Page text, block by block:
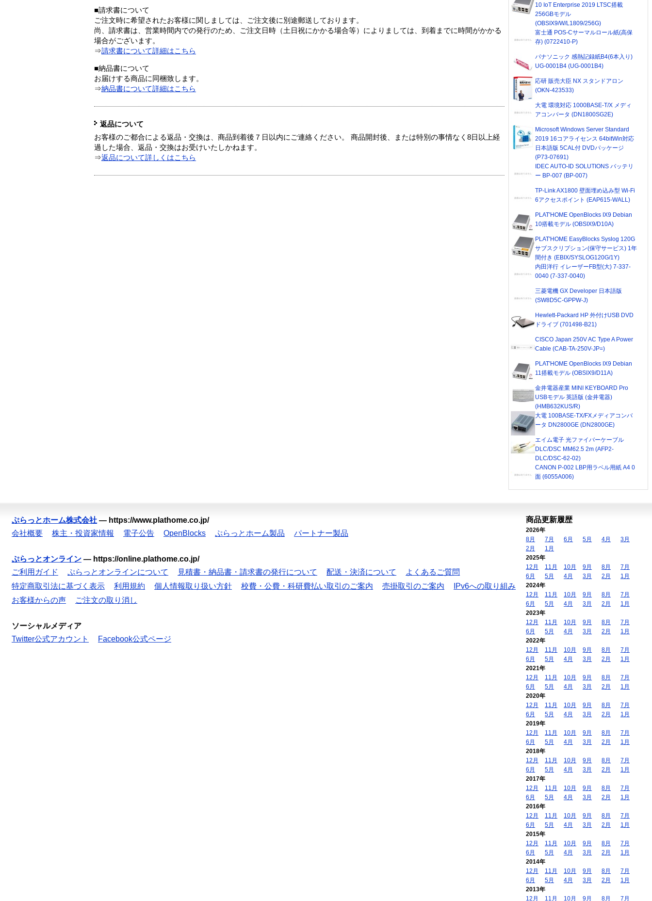
■請求書について
ご注文時に希望されたお客様に関しましては、ご注文後に別途郵送しております。
尚、請求書は、営業時間内での発行のため、ご注文日時（土日祝にかかる場合等）によりましては、到着までに時間がかかる
場合がございます。
⇒請求書について詳細はこちら
■納品書について
お届けする商品に同梱致します。
⇒納品書について詳細はこちら
返品について
お客様のご都合による返品・交換は、商品到着後７日以内にご連絡ください。 商品開封後、または特別の事情なく8日以上経
過した場合、返品・交換はお受けいたしかねます。
⇒返品について詳しくはこちら
10 IoT Enterprise 2019 LTSC搭載
256GBモデル
(OBSIX9/W/L1809/256G)
富士通 POS-Cサーマルロール紙(高保
存) (0722410-P)
パナソニック 感熱記録紙B4(6本入り)
UG-0001B4 (UG-0001B4)
応研 販売大臣 NX スタンドアロン
(OKN-423533)
大電 環境対応 1000BASE-T/X メディ
アコンバータ (DN1800SG2E)
Microsoft Windows Server Standard
2019 16コアライセンス 64bitWin対応
日本語版 5CAL付 DVDパッケージ
(P73-07691)
IDEC AUTO-ID SOLUTIONS バッテリ
ー BP-007 (BP-007)
TP-Link AX1800 壁面埋め込み型 Wi-Fi
6アクセスポイント (EAP615-WALL)
PLAT'HOME OpenBlocks IX9 Debian
10搭載モデル (OBSIX9/D10A)
PLAT'HOME EasyBlocks Syslog 120G
サブスクリプション(保守サービス) 1年
間付き (EBIX/SYSLOG120G/1Y)
内田洋行 イレーザーFB型(大) 7-337-
0040 (7-337-0040)
三菱電機 GX Developer 日本語版
(SW8D5C-GPPW-J)
Hewlett-Packard HP 外付けUSB DVD
ドライブ (701498-B21)
CISCO Japan 250V AC Type A Power
Cable (CAB-TA-250V-JP=)
PLAT'HOME OpenBlocks IX9 Debian
11搭載モデル (OBSIX9/D11A)
金井電器産業 MINI KEYBOARD Pro
USBモデル 英語版 (金井電器)
(HMB632KUS/R)
大電 100BASE-TX/FXメディアコンバ
ータ DN2800GE (DN2800GE)
エイム電子 光ファイバーケーブル
DLC/DSC MM62.5 2m (AFP2-
DLC/DSC-62-02)
CANON P-002 LBP用ラベル用紙 A4 0
面 (6055A006)
ぷらっとホーム株式会社 — https://www.plathome.co.jp/
会社概要
株主・投資家情報 電子公告 OpenBlocks ぷらっとホーム製品 パートナー製品
ぷらっとオンライン — https://online.plathome.co.jp/
ご利用ガイド
ぷらっとオンラインについて 見積書・納品書・請求書の発行について 配送・決済について
よくあるご質問
特定商取引法に基づく表示
利用規約 個人情報取り扱い方針 校費・公費・科研費払い取引のご案内 売掛取引のご案内
IPv6への取り組み
お客様からの声
ご注文の取り消し
ソーシャルメディア
Twitter公式アカウント
Facebook公式ページ
商品更新履歴
2026年
8月
7月 6月 5月 4月
3月
2月
1月
2025年
12月
11月 10月 9月 8月
7月
6月
5月 4月 3月 2月
1月
2024年
12月
11月 10月 9月 8月
7月
6月
5月 4月 3月 2月
1月
2023年
12月
11月 10月 9月 8月
7月
6月
5月 4月 3月 2月
1月
2022年
12月
11月 10月 9月 8月
7月
6月
5月 4月 3月 2月
1月
2021年
12月
11月 10月 9月 8月
7月
6月
5月 4月 3月 2月
1月
2020年
12月
11月 10月 9月 8月
7月
6月
5月 4月 3月 2月
1月
2019年
12月
11月 10月 9月 8月
7月
6月
5月 4月 3月 2月
1月
2018年
12月
11月 10月 9月 8月
7月
6月
5月 4月 3月 2月
1月
2017年
12月
11月 10月 9月 8月
7月
6月
5月 4月 3月 2月
1月
2016年
12月
11月 10月 9月 8月
7月
6月
5月 4月 3月 2月
1月
2015年
12月
11月 10月 9月 8月
7月
6月
5月 4月 3月 2月
1月
2014年
12月
11月 10月 9月 8月
7月
6月
5月 4月 3月 2月
1月
2013年
12月
11月 10月 9月 8月 7月